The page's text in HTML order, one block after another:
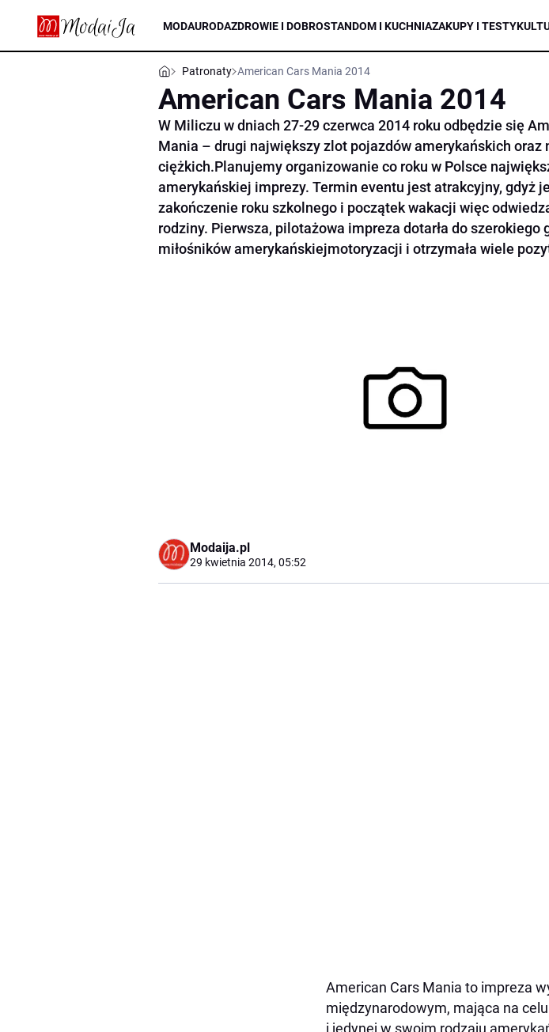
MODAURODAZDROWIE I DOBROSTANDOM I KUCHNIAZAKUPY I TESTY
Patronaty American Cars Mania 2014
American Cars Mania 2014
W Miliczu w dniach 27-29 czerwca 2014 roku odbędzie się
Mania – drugi największy zlot pojazdów amerykańskich oraz
ciężkich.Planujemy organizowanie co roku w Polsce
amerykańskiej imprezy. Termin eventu jest atrakcyjny, gdyż
zakończenie roku szkolnego i początek wakacji więc
rodziny. Pierwsza, pilotażowa impreza dotarła do szerokiego
miłośników amerykańskiejmotoryzacji i otrzymała wiele
Modaija.pl
29 kwietnia 2014, 05:52
American Cars Mania to impreza
międzynarodowym, mająca na
i jedynej w swoim rodzaju